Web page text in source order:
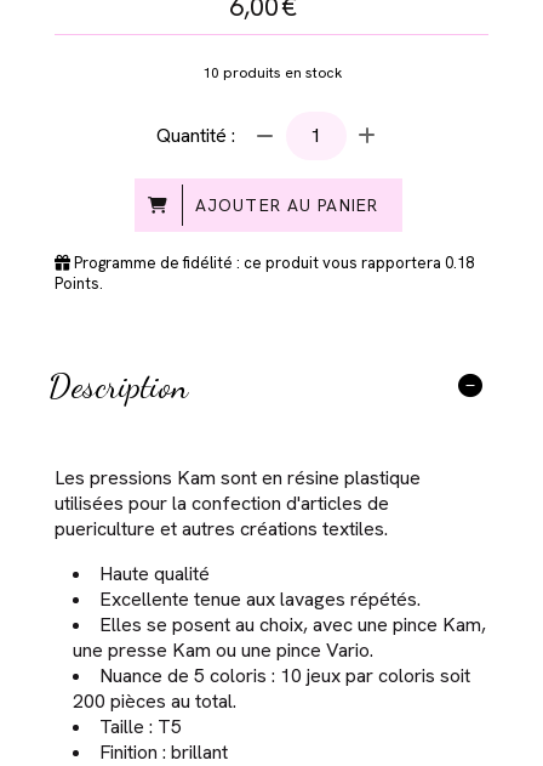
10 produits en stock
Quantité :
AJOUTER AU PANIER
Programme de fidélité : ce produit vous rapportera 0.18
Points.
Description
Les pressions Kam sont en résine plastique
utilisées pour la confection d'articles de
puericulture et autres créations textiles.
Haute qualité
Excellente tenue aux lavages répétés.
Elles se posent au choix, avec une pince Kam,
une presse Kam ou une pince Vario.
Nuance de 5 coloris : 10 jeux par coloris soit
200 pièces au total.
Taille : T5
Finition : brillant